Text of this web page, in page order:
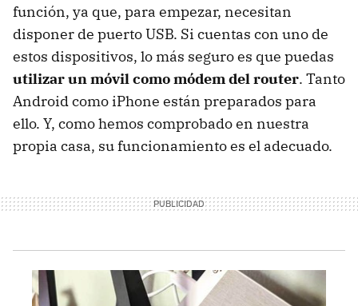
función, ya que, para empezar, necesitan
disponer de puerto USB. Si cuentas con uno de
estos dispositivos, lo más seguro es que puedas
utilizar un móvil como módem del router. Tanto
Android como iPhone están preparados para
ello. Y, como hemos comprobado en nuestra
propia casa, su funcionamiento es el adecuado.